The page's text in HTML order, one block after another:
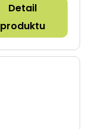
Detail
produktu